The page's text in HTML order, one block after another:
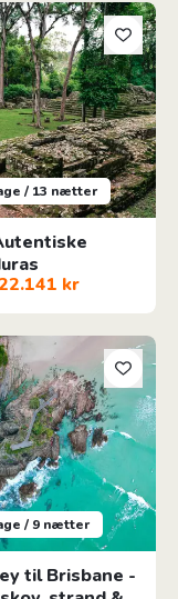
/ 13 nætter
kr
Honduras
/ 9 nætter
til Brisbane -
Brisbane -